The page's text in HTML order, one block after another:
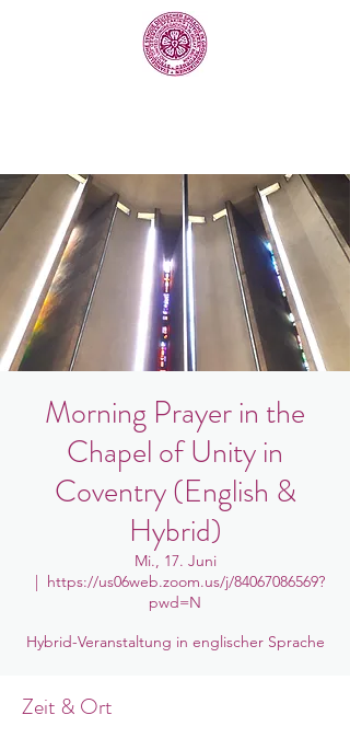
Morning Prayer in the
Chapel of Unity in
Coventry (English &
Hybrid)
Mi., 17. Juni
  |
https://us06web.zoom.us/j/84067086569?
pwd=N
Hybrid-Veranstaltung in englischer Sprache
Zeit & Ort